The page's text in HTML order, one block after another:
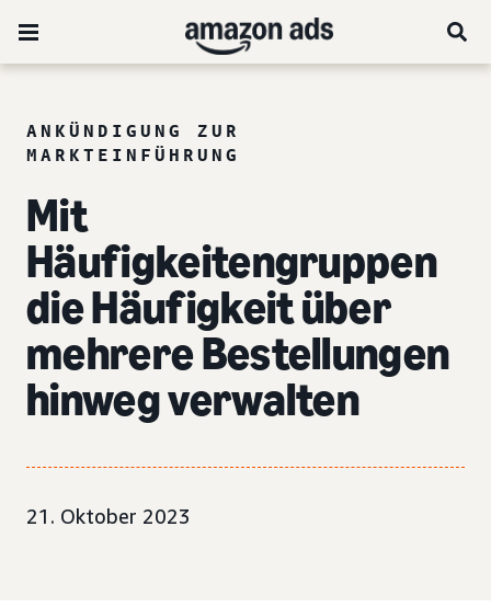
ANKÜNDIGUNG ZUR
MARKTEINFÜHRUNG
Mit
Häufigkeitengruppen
die Häufigkeit über
mehrere Bestellungen
hinweg verwalten
21. Oktober 2023